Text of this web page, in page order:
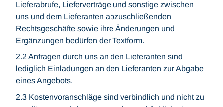
Lieferabrufe, Lieferverträge und sonstige zwischen
uns und dem Lieferanten abzuschließenden
Rechtsgeschäfte sowie ihre Änderungen und
Ergänzungen bedürfen der Textform.
2.2 Anfragen durch uns an den Lieferanten sind
lediglich Einladungen an den Lieferanten zur Abgabe
eines Angebots.
2.3 Kostenvoranschläge sind verbindlich und nicht zu